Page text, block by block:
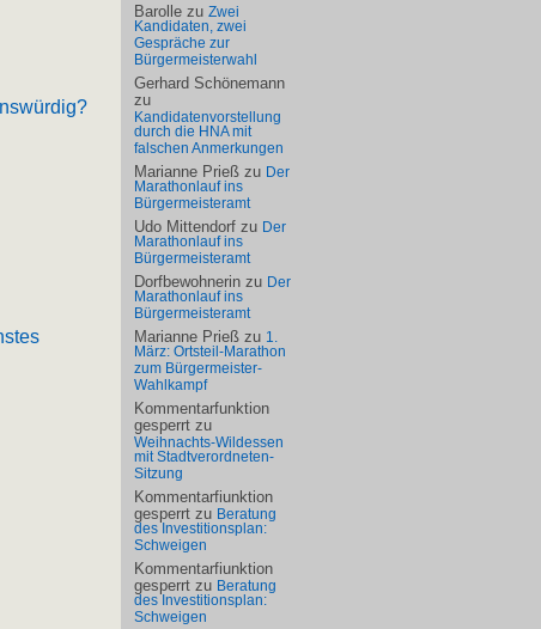
Barolle zu Zwei
Kandidaten, zwei
Gespräche zur
Bürgermeisterwahl
Gerhard Schönemann
zu
Kandidatenvorstellung
durch die HNA mit
falschen Anmerkungen
Marianne Prieß zu Der
Marathonlauf ins
Bürgermeisteramt
Udo Mittendorf zu Der
Marathonlauf ins
Bürgermeisteramt
Dorfbewohnerin zu Der
Marathonlauf ins
Bürgermeisteramt
Marianne Prieß zu 1.
März: Ortsteil-Marathon
zum Bürgermeister-
Wahlkampf
Kommentarfunktion
gesperrt zu
Weihnachts-Wildessen
mit Stadtverordneten-
Sitzung
Kommentarfiunktion
gesperrt zu Beratung
des Investitionsplan:
Schweigen
Kommentarfiunktion
gesperrt zu Beratung
des Investitionsplan:
Schweigen